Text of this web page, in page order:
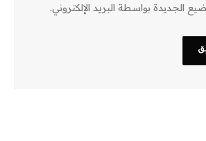
الجديدة بواسطة البريد الإلكتروني.